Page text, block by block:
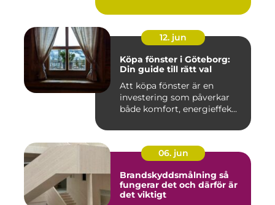
12. jun
Köpa fönster i Göteborg:
Din guide till rätt val
Att köpa fönster är en
investering som påverkar
både komfort, energieffek...
06. jun
Brandskyddsmålning så
fungerar det och därför är
det viktigt